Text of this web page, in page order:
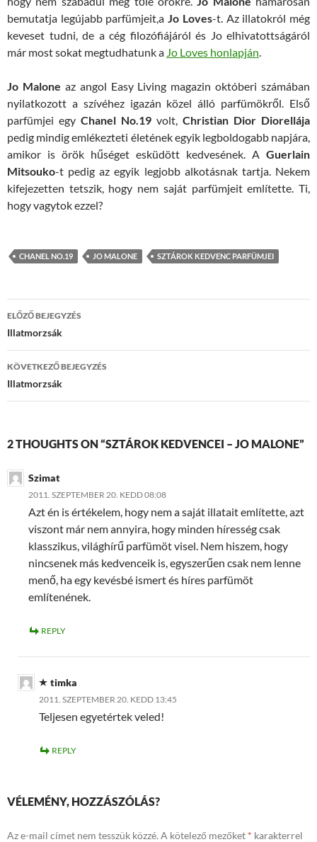
bemutatja legújabb parfümjeit,aJo Loves-t. Az illatokról még
keveset tudni, de a cég filozófiájáról és Jo elhivatottságáról
már most sokat megtudhatunk a Jo Loves honlapján.
Jo Malone az angol Easy Living magazin októberi számában
nyilatkozott a szívéhez igazán közel álló parfümökről. Első
parfümjei egy Chanel No.19 volt, Christian Dior Diorellája
pedig mindig emlékezteti életének egyik legboldogabb napjára,
amikor is örök hűséget esküdött kedvesének. A Guerlain
Mitsouko-t pedig az egyik legjobb alkotásnak tartja. Nekem
kifejezetten tetszik, hogy nem saját parfümjeit említette. Ti,
hogy vagytok ezzel?
CHANEL NO.19 JO MALONE SZTÁROK KEDVENC PARFÜMJEI
Bejegyzés
navigáció
ELŐZŐ BEJEGYZÉS
Illatmorzsák
KÖVETKEZŐ BEJEGYZÉS
Illatmorzsák
2 THOUGHTS ON “SZTÁROK KEDVENCEI – JO MALONE”
Szimat
2011. SZEPTEMBER 20. KEDD 08:08
Azt én is értékelem, hogy nem a saját illatait említette, azt
viszont már nem annyira, hogy minden híresség csak
klasszikus, világhírű parfümöt visel. Nem hiszem, hogy
nincsenek más kedvenceik is, egyszerűen csak nem lenne
menő, ha egy kevésbé ismert és híres parfümöt
említenének.
REPLY
timka
2011. SZEPTEMBER 20. KEDD 13:45
Teljesen egyetértek veled!
REPLY
VÉLEMÉNY, HOZZÁSZÓLÁS?
Az e-mail címet nem tesszük közzé. A kötelező mezőket * karakterrel